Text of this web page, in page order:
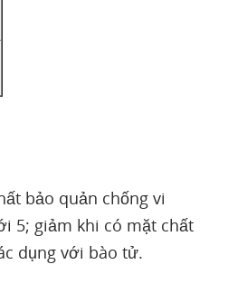
bảo quản chống vi
5; giảm khi có mặt chất
dụng với bào tử.